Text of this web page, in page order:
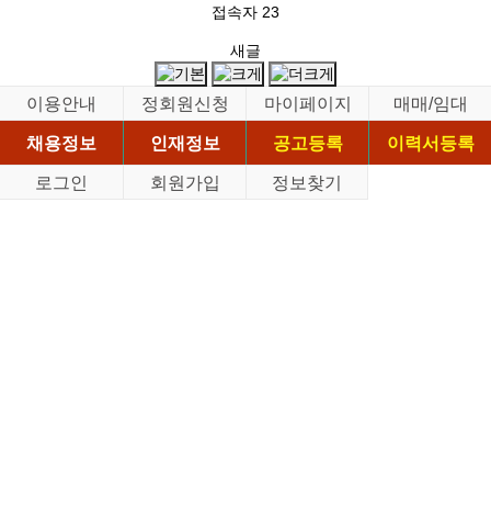
접속자 23
새글
이용안내 정회원신청 마이페이지
매매/임대
채용정보
인재정보 공고등록
이력서등록
로그인
회원가입 정보찾기